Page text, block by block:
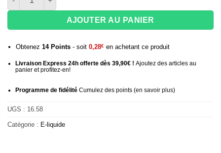
AJOUTER AU PANIER
Obtenez 14Points- soit 0,28€ en achetant ce produit
Livraison Express 24h offerte dès 39,90€ ! Ajoutez des articles au
panier et profitez-en!
Programme de fidélitéCumulez des points (en savoir plus)
UGS : 16.58
Catégorie : E-liquide